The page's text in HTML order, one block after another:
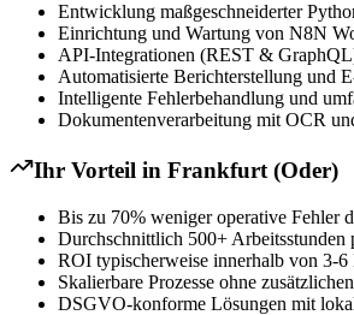
Entwicklung maßgeschneiderter
Einrichtung und Wartung von N8N
API-Integrationen (REST &
Automatisierte Berichterstellung und
Intelligente Fehlerbehandlung und
Dokumentenverarbeitung mit OCR
Ihr Vorteil in Frankfurt (Oder)
Bis zu 70% weniger operative Fehler
Durchschnittlich 500+ Arbeitsstunden
ROI typischerweise innerhalb von 3-6
Skalierbare Prozesse ohne
DSGVO-konforme Lösungen mit